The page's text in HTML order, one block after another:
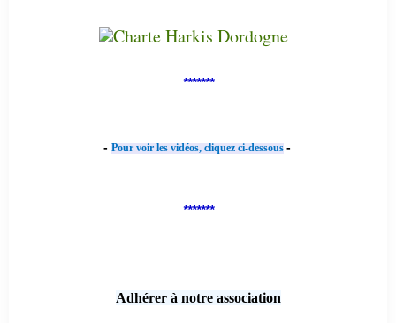
*******
- Pour voir les vidéos, cliquez ci-dessous -
*******
Adhérer à notre association